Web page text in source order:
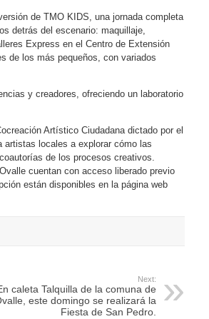
de TMO KIDS, una jornada completa
detrás del escenario: maquillaje,
Express en el Centro de Extensión
de los más pequeños, con variados
y creadores, ofreciendo un laboratorio
Artístico Ciudadana dictado por el
artistas locales a explorar cómo las
de los procesos creativos.
cuentan con acceso liberado previo
están disponibles en la página web
Next:
caleta Talquilla de la comuna de
este domingo se realizará la
Fiesta de San Pedro.